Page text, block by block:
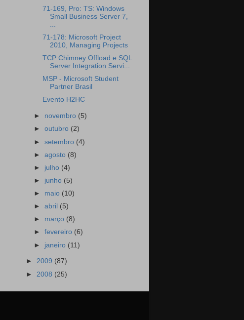
71-169, Pro: TS: Windows
Small Business Server 7,
71-178: Microsoft Project
2010, Managing Projects
TCP Chimney Offload e SQL
Server Integration Servi...
MSP - Microsoft Student
Partner Brasil
Evento H2HC
► novembro (5)
►outubro (2)
►setembro (4)
►agosto (8)
► julho (4)
► junho (5)
► maio (10)
►abril (5)
► março (8)
►fevereiro (6)
► janeiro (11)
► 2009 (87)
► 2008 (25)